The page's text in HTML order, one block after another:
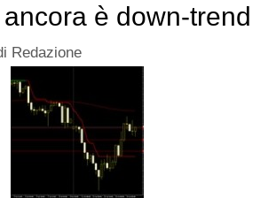
è down-trend
Redazione